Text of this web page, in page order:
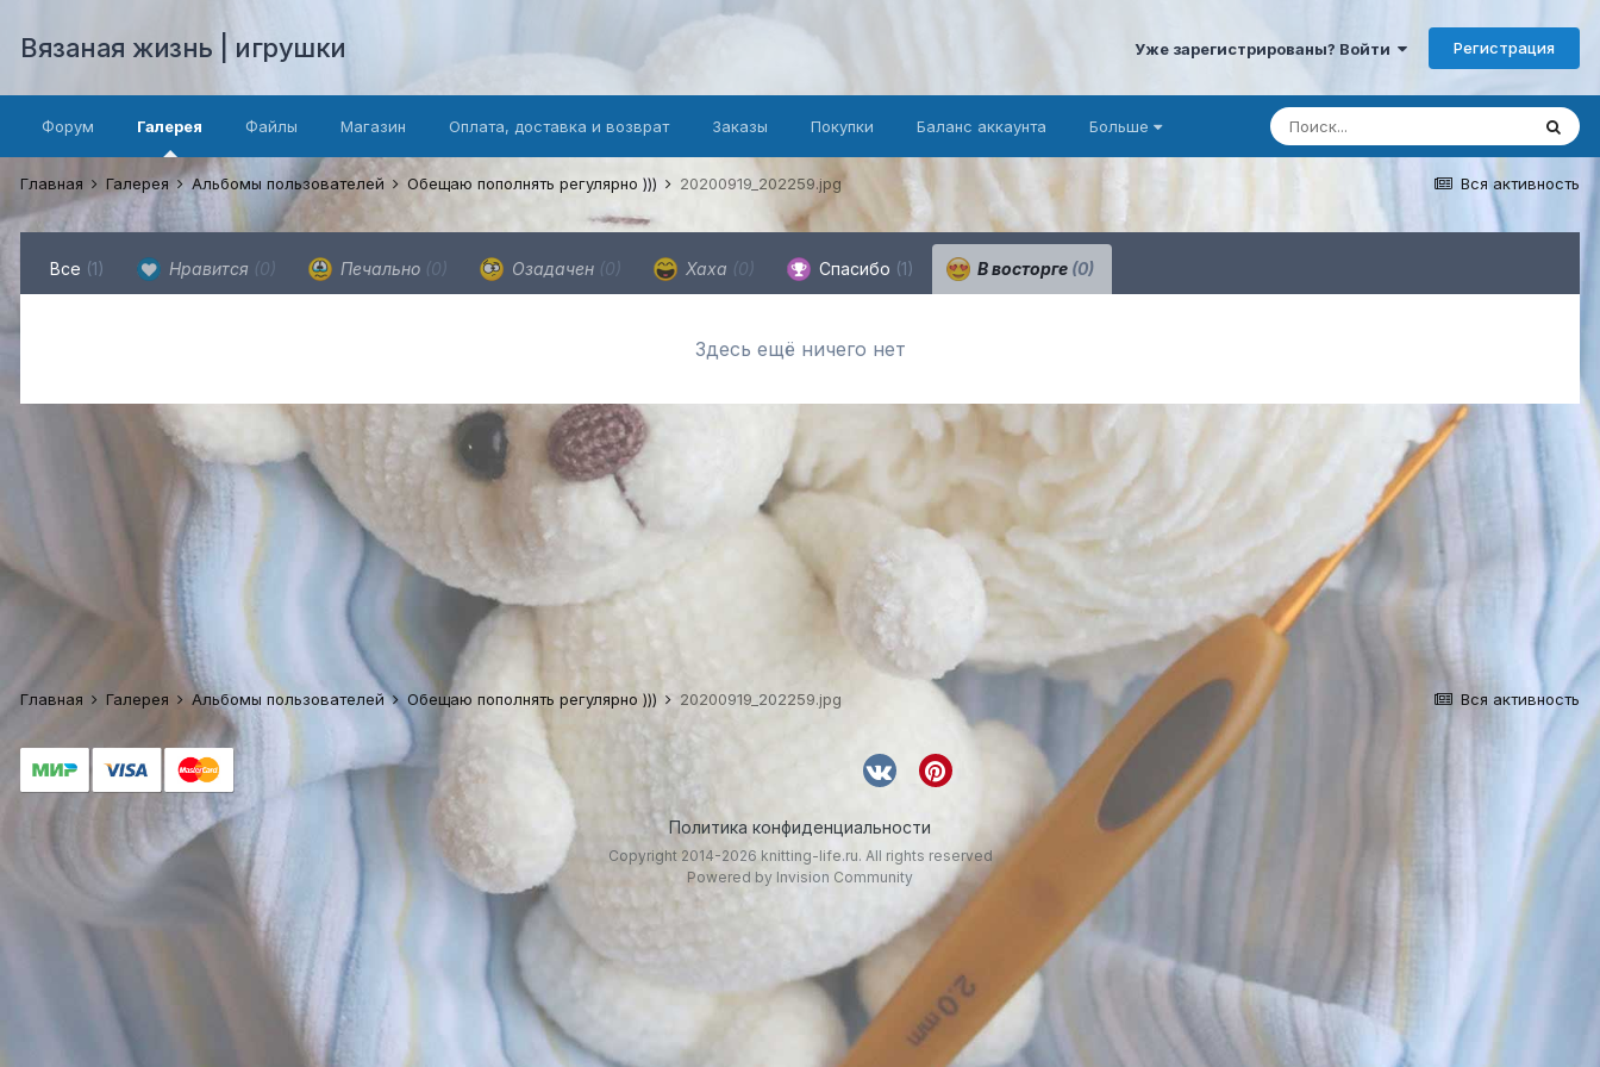
Вязаная жизнь | игрушки Уже зарегистрированы? Войти Регистрация
Форум Галерея Файлы Магазин Оплата, доставка и возврат Заказы Покупки Баланс аккаунта Больше
Вся активность
Главная Галерея Альбомы пользователей Обещаю пополнять регулярно ))) 20200919_202259.jpg
Все (1) Нравится (0) Печально (0) Озадачен (0) Хаха (0) Спасибо (1) В восторге (0)
Здесь ещё ничего нет
Вся активность
Главная Галерея Альбомы пользователей Обещаю пополнять регулярно ))) 20200919_202259.jpg
Политика конфиденциальности
Copyright 2014-2026 knitting-life.ru. All rights reserved
Powered by Invision Community